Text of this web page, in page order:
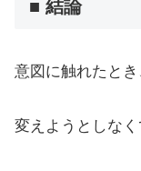
■ 結論
意図に触れたとき
変えようとしなく